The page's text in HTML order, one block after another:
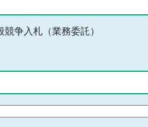
競争入札（業務委託）